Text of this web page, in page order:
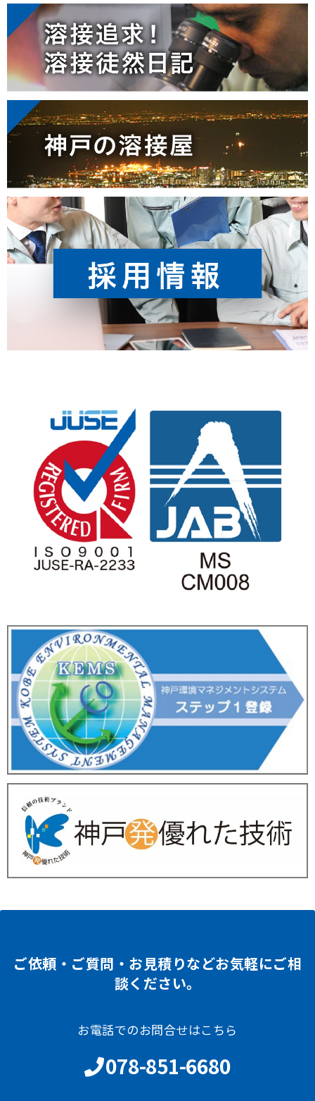
ご依頼・ご質問・お見積りなどお気軽にご相
談ください。
お電話でのお問合せはこちら
078-851-6680